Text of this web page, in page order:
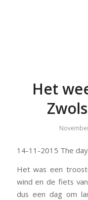
Het
14-11-2015 The
Het was een
wind en de fiets
dus een dag om